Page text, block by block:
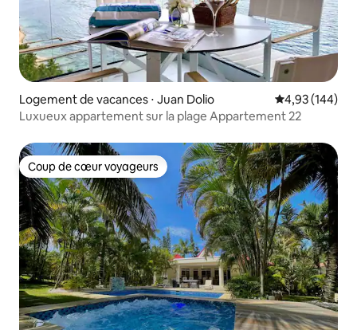
Logement de vacances ⋅ Juan Dolio Évaluation
4,93 (144)
Luxueux appartement sur la plage Appartement 22
Coup de cœur voyageurs
Coup de cœur voyageurs